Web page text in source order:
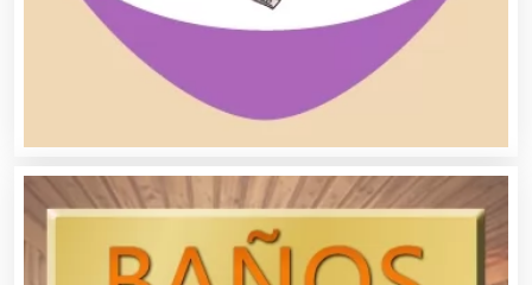
Asilos
Asociaciones Civiles
Audio, Sonido e Iluminación